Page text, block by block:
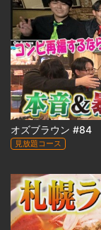
見放題コース